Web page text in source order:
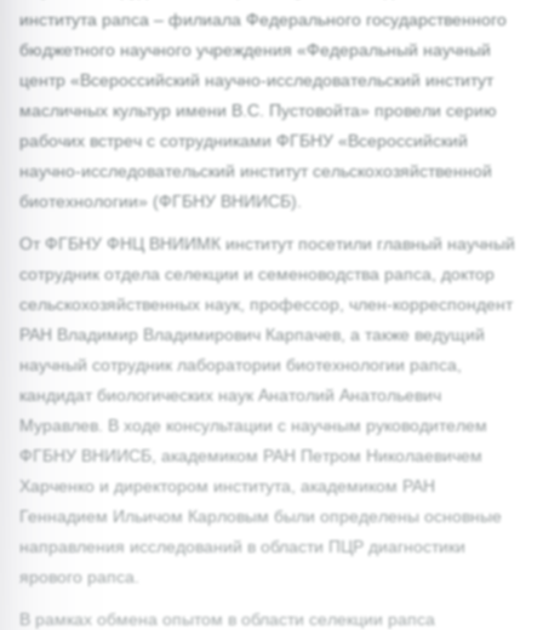
института рапса – филиала Федерального государственного
бюджетного научного учреждения «Федеральный научный
центр «Всероссийский научно-исследовательский институт
масличных культур имени В.С. Пустовойта» провели серию
рабочих встреч с сотрудниками ФГБНУ «Всероссийский
научно-исследовательский институт сельскохозяйственной
биотехнологии» (ФГБНУ ВНИИСБ).
От ФГБНУ ФНЦ ВНИИМК институт посетили главный научный
сотрудник отдела селекции и семеноводства рапса, доктор
сельскохозяйственных наук, профессор, член-корреспондент
РАН Владимир Владимирович Карпачев, а также ведущий
научный сотрудник лаборатории биотехнологии рапса,
кандидат биологических наук Анатолий Анатольевич
Муравлев. В ходе консультации с научным руководителем
ФГБНУ ВНИИСБ, академиком РАН Петром Николаевичем
Харченко и директором института, академиком РАН
Геннадием Ильичом Карловым были определены основные
направления исследований в области ПЦР диагностики
ярового рапса.
В рамках обмена опытом в области селекции рапса